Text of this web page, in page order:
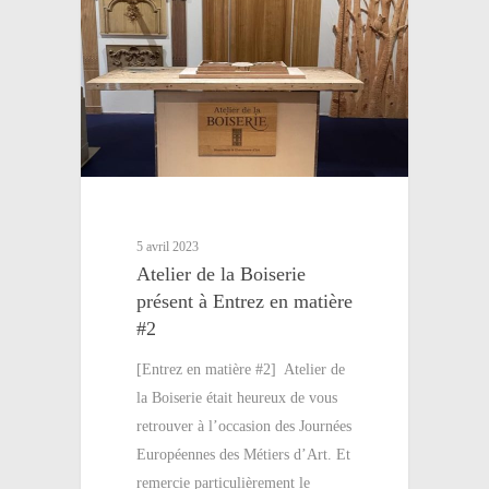
5 avril 2023
Atelier de la Boiserie
présent à Entrez en matière
#2
[Entrez en matière #2] Atelier de
la Boiserie était heureux de vous
retrouver à l’occasion des Journées
Européennes des Métiers d’Art. Et
remercie particulièrement le